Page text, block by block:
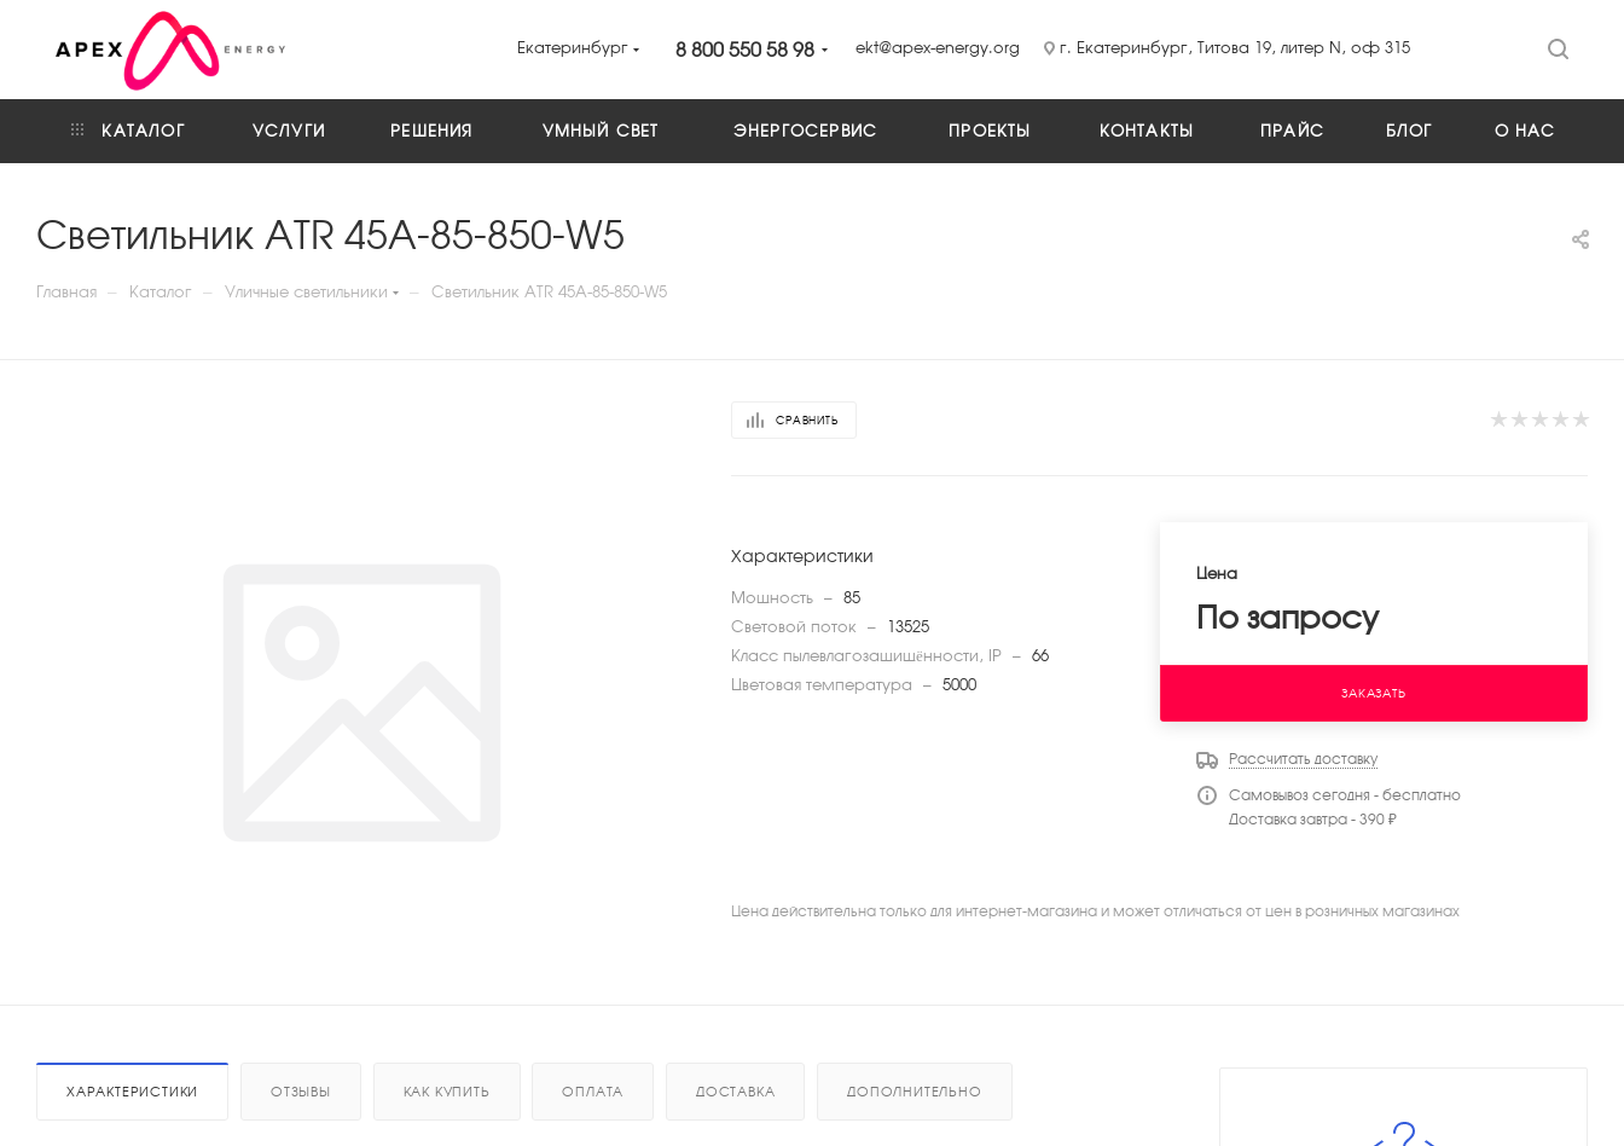
Екатеринбург 8 800 550 58 98 ekt@apex-energy.org г. Екатеринбург, Титова 19, литер N, оф 315
КАТАЛОГ УСЛУГИ РЕШЕНИЯ УМНЫЙ СВЕТ ЭНЕРГОСЕРВИС ПРОЕКТЫ КОНТАКТЫ ПРАЙС БЛОГ О НАС
Светильник ATR 45A-85-850-W5
Главная — Каталог — Уличные светильники — Светильник ATR 45A-85-850-W5
СРАВНИТЬ
Характеристики
Мощность —
85
Световой поток
—
13525
Класс пылевлагозащищённости, IP
—
66
Цветовая температура
— 5000
Цена
По запросу
ЗАКАЗАТЬ
Рассчитать доставку
Самовывоз сегодня - бесплатно
Доставка завтра - 390 ₽
Цена действительна только для интернет-магазина и может отличаться от цен в розничных магазинах
ХАРАКТЕРИСТИКИ ОТЗЫВЫ КАК КУПИТЬ ОПЛАТА ДОСТАВКА ДОПОЛНИТЕЛЬНО